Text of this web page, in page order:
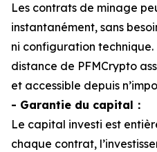
Les contrats de minage
instantanément, sans
ni configuration
distance de PFMCrypto
et accessible depuis
- Garantie du capital：
Le capital investi est
chaque contrat,